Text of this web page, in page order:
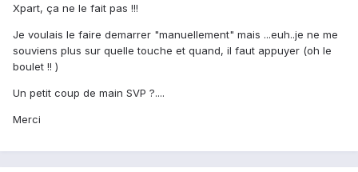
Xpart, ça ne le fait pas !!!
Je voulais le faire demarrer "manuellement" mais ...euh..je ne me
souviens plus sur quelle touche et quand, il faut appuyer (oh le
boulet !! )
Un petit coup de main SVP ?....
Merci